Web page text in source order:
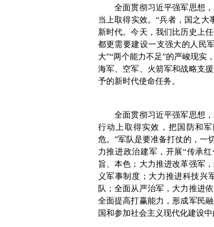
全面贯彻习近平强军思想
当上取得实效。“兵者，国之大
新时代。今天，我们比历史上
都更需要建设一支强大的人民
大”“两个能力不足”的严峻现实
海军、空军、火箭军和战略支
予的新时代使命任务。
全面贯彻习近平强军思想
行动上取得实效，把国防和
危。”军队是要准备打仗的，一
力推进政治建军，开展“传承
旨、本色；大力推进改革强军
义军事制度；大力推进科技兴
队；全面从严治军，大力推进
全面提高打赢能力，形成军民
国和参加社会主义现代化建设中